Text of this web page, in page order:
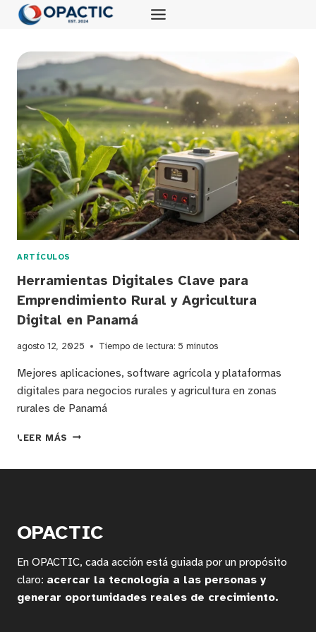
Saltar
ARTÍCULOS
Herramientas Digitales Clave para
Emprendimiento Rural y Agricultura
Digital en Panamá
agosto 12, 2025 Tiempo de lectura: 5 minutos
Mejores aplicaciones, software agrícola y plataformas
digitales para negocios rurales y agricultura en zonas
rurales de Panamá
LEER MÁS HERRAMIENTAS
AGRICULTURA
EN
PANAMÁ
OPACTIC
En OPACTIC, cada acción está guiada por un propósito
claro: acercar la tecnología a las personas y
generar oportunidades reales de crecimiento.